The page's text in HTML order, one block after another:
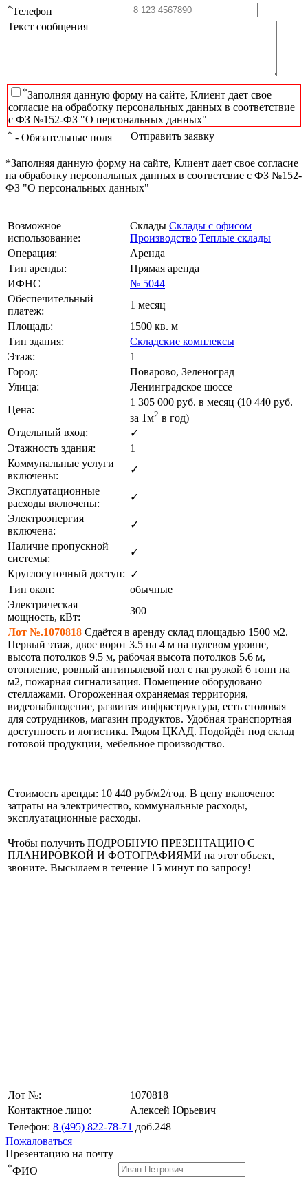
*Телефон
Текст сообщения
*Заполняя данную форму на сайте, Клиент дает свое
согласие на обработку персональных данных в соответствие
с ФЗ №152-ФЗ "О персональных данных"
* - Обязательные поля Отправить заявку
*Заполняя данную форму на сайте, Клиент дает свое согласие
на обработку персональных данных в соответсвие с ФЗ №152-
ФЗ "О персональных данных"
Возможное
использование:
Склады Склады с офисом
Производство Теплые склады
Операция:
Аренда
Тип аренды:
Прямая аренда
ИФНС
№ 5044
Обеспечительный
платеж:
1 месяц
Площадь:
1500 кв. м
Тип здания:
Складские комплексы
Этаж:
1
Город:
Поварово, Зеленоград
Улица:
Ленинградское шоссе
Цена:
1 305 000 руб. в месяц (10 440 руб.
за 1м2 в год)
Отдельный вход:
✓
Этажность здания:
1
Коммунальные услуги
включены:
✓
Эксплуатационные
расходы включены:
✓
Электроэнергия
включена:
✓
Наличие пропускной
системы:
✓
Круглосуточный доступ: ✓
Тип окон:
обычные
Электрическая
мощность, кВт:
300
Лот №.1070818 Сдаётся в аренду склад площадью 1500 м2.
Первый этаж, двое ворот 3.5 на 4 м на нулевом уровне,
высота потолков 9.5 м, рабочая высота потолков 5.6 м,
отопление, ровный антипылевой пол с нагрузкой 6 тонн на
м2, пожарная сигнализация. Помещение оборудовано
стеллажами. Огороженная охраняемая территория,
видеонаблюдение, развитая инфраструктура, есть столовая
для сотрудников, магазин продуктов. Удобная транспортная
доступность и логистика. Рядом ЦКАД. Подойдёт под склад
готовой продукции, мебельное производство.
Стоимость аренды: 10 440 руб/м2/год. В цену включено:
затраты на электричество, коммунальные расходы,
эксплуатационные расходы.
Чтобы получить ПОДРОБНУЮ ПРЕЗЕНТАЦИЮ С
ПЛАНИРОВКОЙ И ФОТОГРАФИЯМИ на этот объект,
звоните. Высылаем в течение 15 минут по запросу!
Лот №:
1070818
Контактное лицо:
Алексей Юрьевич
Телефон: 8 (495) 822-78-71 доб.248
Пожаловаться
Презентацию на почту
*ФИО